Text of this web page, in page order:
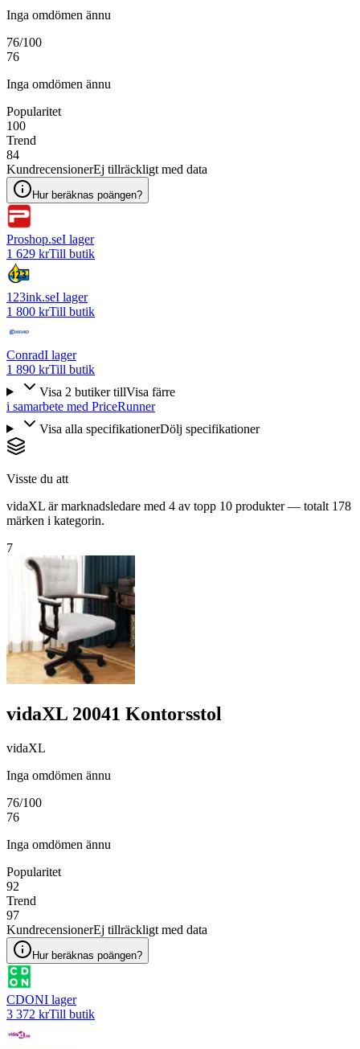
Inga omdömen ännu
76/100
76
Inga omdömen ännu
Popularitet
100
Trend
84
KundrecensionerEj tillräckligt med data
Hur beräknas poängen?
Proshop.seI lager
1 629 krTill butik
123ink.seI lager
1 800 krTill butik
ConradI lager
1 890 krTill butik
Visa 2 butiker tillVisa färre
i samarbete med PriceRunner
Visa alla specifikationerDölj specifikationer
Visste du att
vidaXL är marknadsledare med 4 av topp 10 produkter — totalt 178
märken i kategorin.
7
vidaXL 20041 Kontorsstol
vidaXL
Inga omdömen ännu
76/100
76
Inga omdömen ännu
Popularitet
92
Trend
97
KundrecensionerEj tillräckligt med data
Hur beräknas poängen?
CDONI lager
3 372 krTill butik